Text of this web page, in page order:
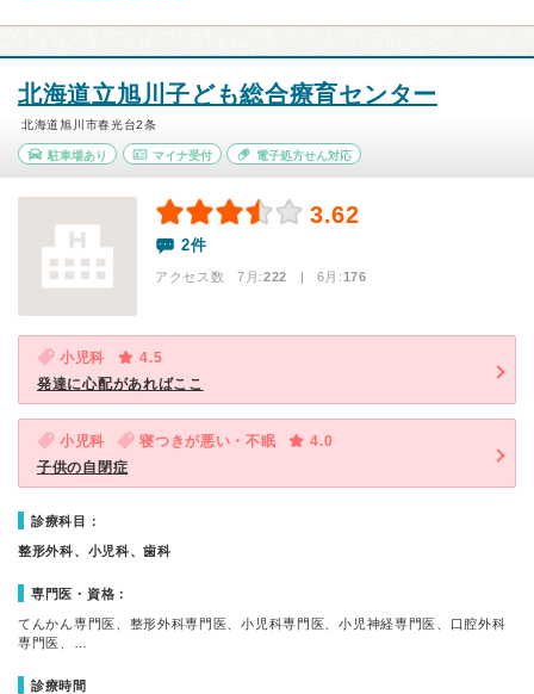
北海道立旭川子ども総合療育センター
北海道旭川市春光台2条
駐車場あり マイナ受付 電子処方せん対応
3.62
2件
アクセス数 7月:222 | 6月:176
小児科
4.5
発達に心配があればここ
小児科 寝つきが悪い・不眠
4.0
子供の自閉症
診療科目：
整形外科、小児科、歯科
専門医・資格：
てんかん専門医、整形外科専門医、小児科専門医、小児神経専門医、口腔外科
専門医、…
診療時間